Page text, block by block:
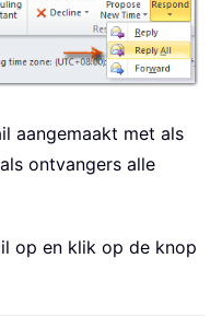
aangemaakt met als
ontvangers alle
op en klik op de knop